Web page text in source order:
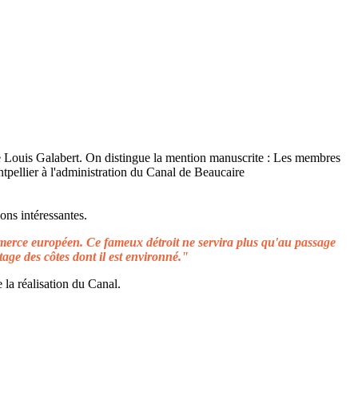
intéressantes.
européen. Ce fameux détroit ne servira plus qu'au passage
des côtes dont il est environné."
réalisation du Canal.